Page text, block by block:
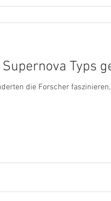
Typs
die Forscher